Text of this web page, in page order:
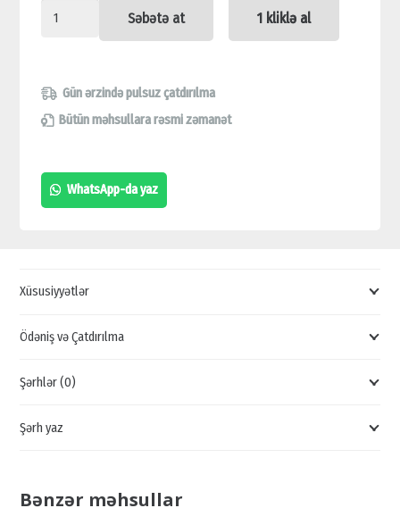
2MP
DAHUA
IPC-
E,
DAXILI
NƏZARƏT
quantity
Səbətə at 1 kliklə al
Gün ərzində pulsuz çatdırılma
Bütün məhsullara rəsmi zəmanət
WhatsApp-da yaz
Xüsusiyyətlər
Ödəniş və Çatdırılma
Şərhlər (0)
Şərh yaz
Bənzər məhsullar